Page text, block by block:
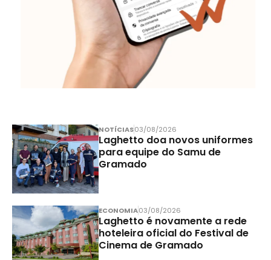
NOTÍCIAS03/08/2026
Laghetto doa novos uniformes
para equipe do Samu de
Gramado
ECONOMIA03/08/2026
Laghetto é novamente a rede
hoteleira oficial do Festival de
Cinema de Gramado